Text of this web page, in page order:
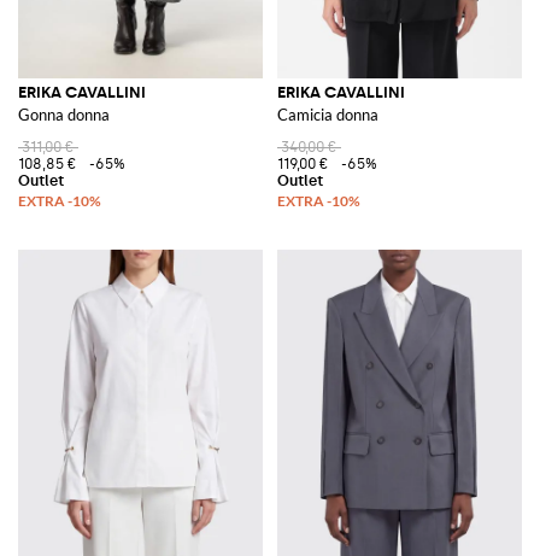
ERIKA CAVALLINI
Gonna donna
311,00 €
108,85 €
-65%
ERIKA CAVALLINI
Camicia donna
340,00 €
119,00 €
-65%